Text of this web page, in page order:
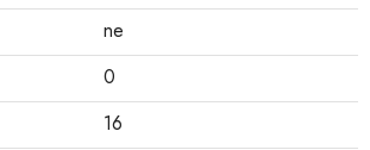
ne
0
16